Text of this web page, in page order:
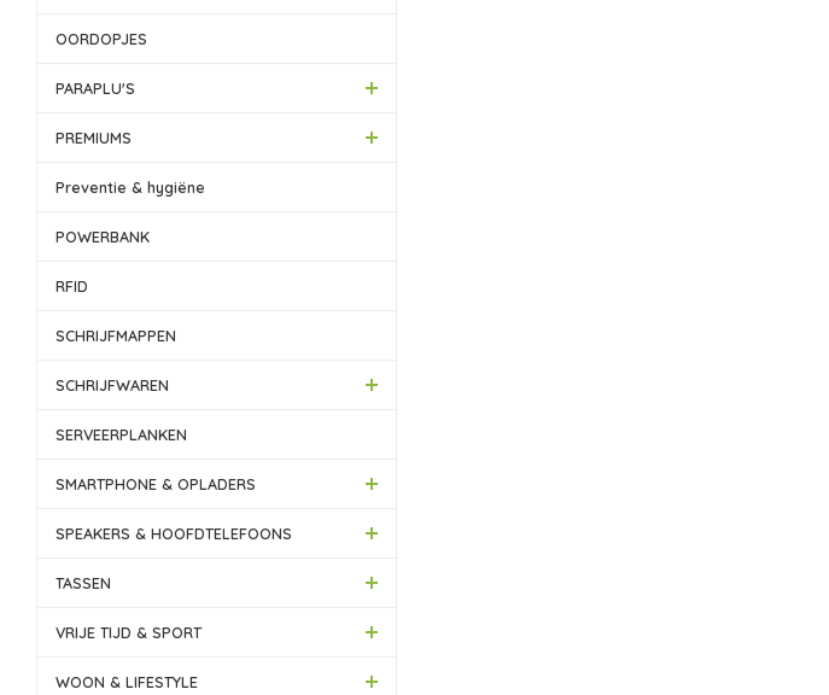
OORDOPJES
PARAPLU'S
PREMIUMS
Preventie & hygiëne
POWERBANK
RFID
SCHRIJFMAPPEN
SCHRIJFWAREN
SERVEERPLANKEN
SMARTPHONE & OPLADERS
SPEAKERS & HOOFDTELEFOONS
TASSEN
VRIJE TIJD & SPORT
WOON & LIFESTYLE